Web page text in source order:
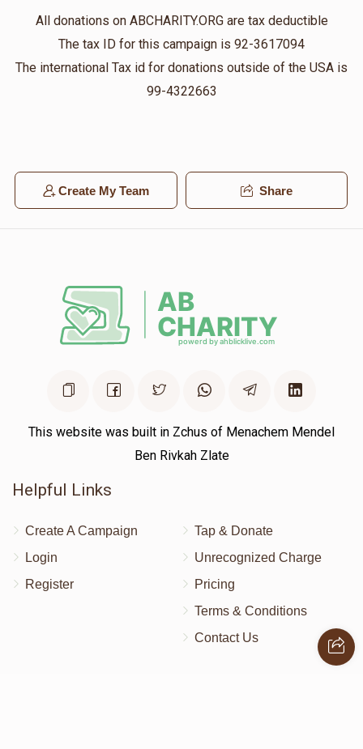
All donations on ABCHARITY.ORG are tax deductible
The tax ID for this campaign is 92-3617094
The international Tax id for donations outside of the USA is
99-4322663
Create My Team Share
This website was built in Zchus of Menachem Mendel
Ben Rivkah Zlate
Helpful Links
Create A Campaign
Login
Register
Tap & Donate
Unrecognized Charge
Pricing
Terms & Conditions
Contact Us